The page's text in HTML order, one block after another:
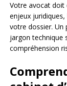
Votre avocat doit
enjeux juridiques,
votre dossier. Un
jargon technique
compréhension